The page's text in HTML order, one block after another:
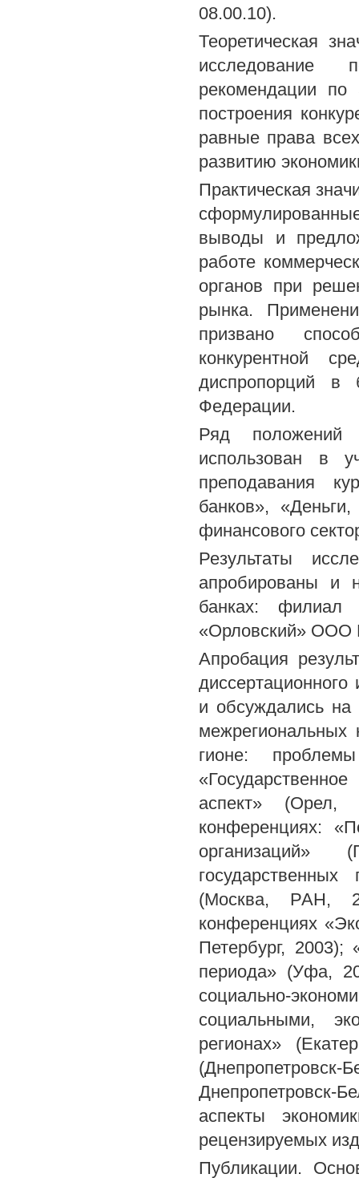
08.00.10).
Теоретическая
исследование
рекомендации по
построения
равные права
развитию
Практическая
выводы и
работе
органов при
рынка.
призвано
конкурентной
диспропорций в
Федерации.
Ряд положений
использован в
преподавания
банков»,
финансового
Результаты
апробированы и
банках:
«Орловский» ООО
Апробация
и обсуждались на
гионе:
аспект» (Орел,
конференциях:
организаций»
(Москва, РАН,
конференциях
Петербург, 2003);
периода» (Уфа,
социально-
социальными,
регионах»
(Днепропетровск-
Днепропетровск-
аспекты
рецензируемых
Публикации.